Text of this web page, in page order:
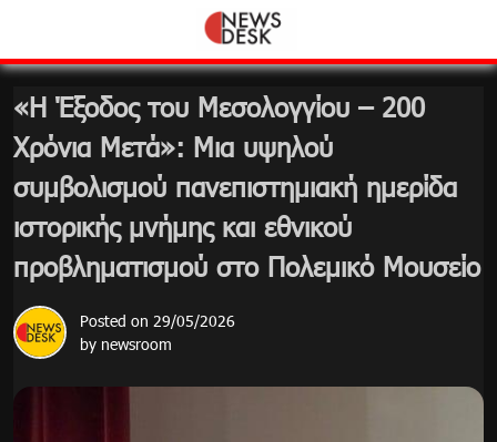
content
«Η Έξοδος του Μεσολογγίου – 200
Χρόνια Μετά»: Μια υψηλού
συμβολισμού πανεπιστημιακή ημερίδα
ιστορικής μνήμης και εθνικού
προβληματισμού στο Πολεμικό Μουσείο
Posted on 29/05/2026
by newsroom